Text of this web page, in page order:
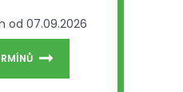
od 07.09.2026